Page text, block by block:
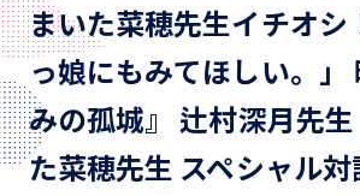
まいた菜穂先生イチオシ
っ娘にもみてほしい。」
みの孤城』 辻村深月
た菜穂先生 スペシャル対